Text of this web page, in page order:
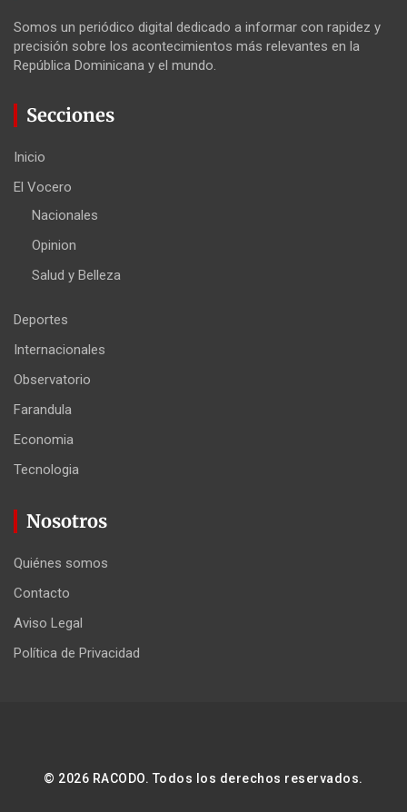
Somos un periódico digital dedicado a informar con rapidez y
precisión sobre los acontecimientos más relevantes en la
República Dominicana y el mundo.
Secciones
Inicio
El Vocero
Nacionales
Opinion
Salud y Belleza
Deportes
Internacionales
Observatorio
Farandula
Economia
Tecnologia
Nosotros
Quiénes somos
Contacto
Aviso Legal
Política de Privacidad